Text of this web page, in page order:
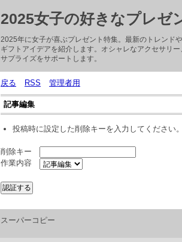
2025女子の好きなプレゼ
2025年に女子が喜ぶプレゼント特集。最新のトレンド
ギフトアイデアを紹介します。オシャレなアクセサリ
サプライズをサポートします。
戻る RSS 管理者用
記事編集
投稿時に設定した削除キーを入力してください
削除キー
作業内容
スーパーコピー